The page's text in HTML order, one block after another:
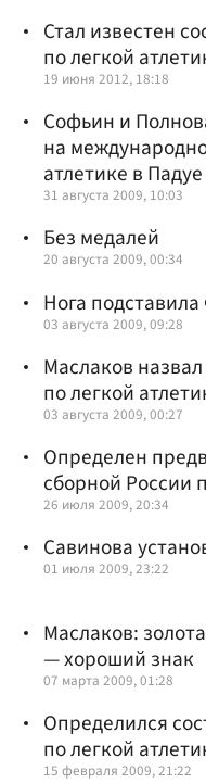
Стал известен
по легкой
19 июня 2012, 18:18
Софьин и
на
атлетике в Падуе
31 августа 2009, 10:03
Без медалей
20 августа 2009, 00:34
Нога
03 августа 2009, 09:28
Маслаков
по легкой
03 августа 2009, 00:27
Определен
сборной России
26 июля 2009, 20:34
Савинова
01 июля 2009, 23:22
Маслаков:
— хороший знак
07 марта 2009, 01:28
Определился
по легкой
15 февраля 2009, 21:22